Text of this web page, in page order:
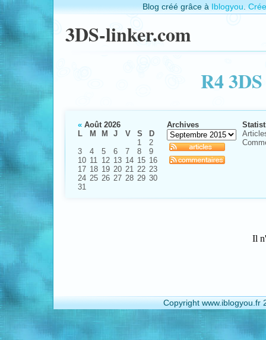
Blog créé grâce à Iblogyou
3DS-linker.com
R4
« Août 2026
L
M M J V S
D
1
2
3
4 5 6 7 8
9
10 11 12 13 14 15 16
17 18 19 20 21 22 23
24 25 26 27 28 29 30
31
Archives
Il
Copyright www.iblogyou.fr